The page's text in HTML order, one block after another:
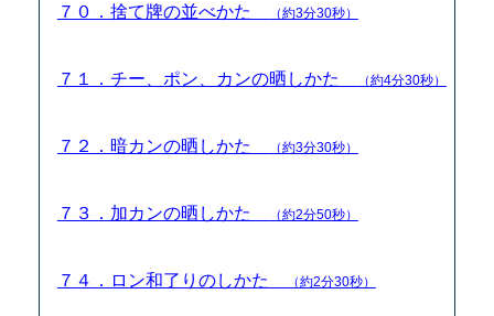
７０．捨て牌の並べかた （約3分30秒）
７１．チー、ポン、カンの晒しかた （約4分30秒）
７２．暗カンの晒しかた （約3分30秒）
７３．加カンの晒しかた （約2分50秒）
７４．ロン和了りのしかた （約2分30秒）